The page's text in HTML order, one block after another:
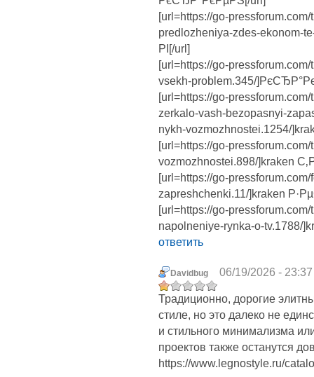
[url=https://go-
predlozheniya-zdes-ekonom-
РІ[/url]
[url=https://go-
vsekh-problem.345/
[url=https://go-
zerkalo-vash-bezopasnyi-
nykh-vozmozhnostei.1254/
[url=https://go-
vozmozhnostei.898/]kraken
[url=https://go-
zapreshchenki.11/]kraken
[url=https://go-
napolneniye-rynka-o-tv.1788/
ответить
Davidbug 06/19/2026 - 23:37
Традиционно, дорогие
стиле, но это далеко не
и стильного минимализма
проектов также останутся
https://www.legnostyle.ru/